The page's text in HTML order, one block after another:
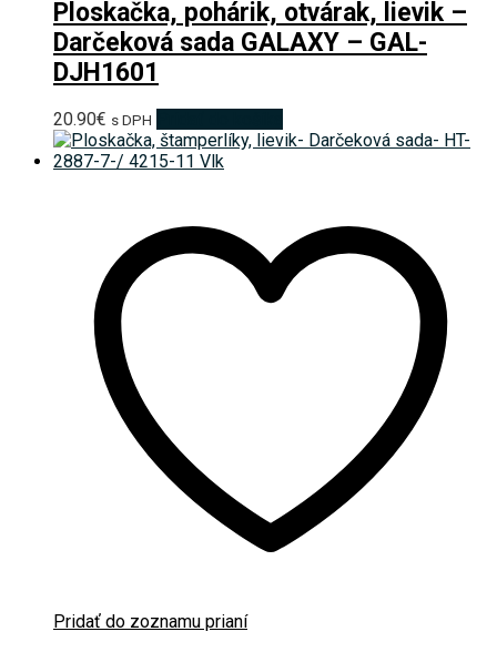
Ploskačka, pohárik, otvárak, lievik –
Darčeková sada GALAXY – GAL-
DJH1601
20.90€ s DPH
Pridať do zoznamu prianí